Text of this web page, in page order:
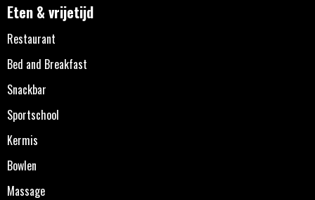
Eten & vrijetijd
Restaurant
Bed and Breakfast
Snackbar
Sportschool
Kermis
Bowlen
Massage